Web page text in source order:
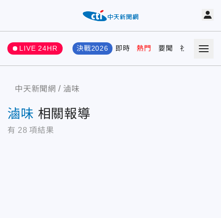
LIVE 24HR 決戰2026 即時 熱門 要聞 社會 娛樂
中天新聞網 滷味
滷味 相關報導
有 28 項結果